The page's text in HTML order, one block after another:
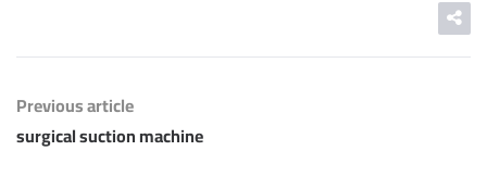
Previous article
surgical suction machine